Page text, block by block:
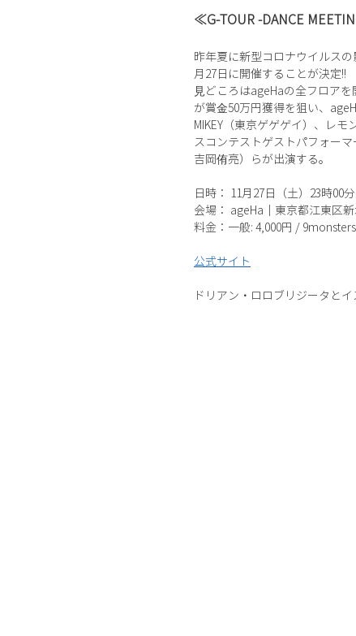
≪G-TOUR -DANCE
昨年夏に新型コロナウイルスの
月27日に開催することが決定!!
⾒どころはageHaの全フロア
が賞⾦50万円獲得を狙い、
MIKEY（東京ゲゲゲイ）、レ
スコンテストゲストパフォー
吉岡侑亮）らが出演する。
日時： 11月27日（土）23時00
会場： ageHa｜東京都江東区
料金：一般: 4,000円 /
公式サイト
ドリアン・ロロブリジータと